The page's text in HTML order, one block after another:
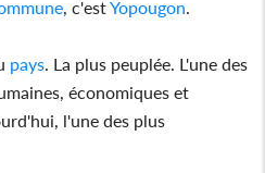
, c'estYopougon
pays . La plus peuplée. L'une des
économiques et
l'une des plus